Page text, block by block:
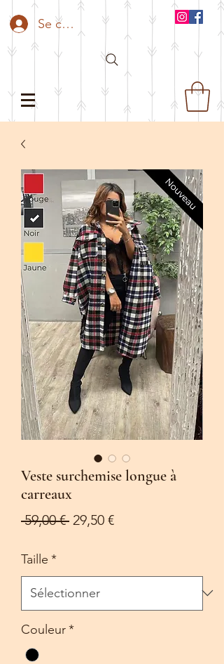
Se connecter
Veste surchemise longue à
carreaux
59,00 € Prix
29,50 €Prix
Taille *
Couleur*